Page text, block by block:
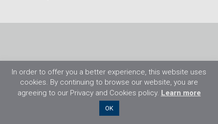
©2026 Flight Training Resources Limited. 保
In order to offer you a better experience, this website uses
cookies. By continuing to browse our website, you are
agreeing to our Privacy and Cookies policy. Learn more
OK